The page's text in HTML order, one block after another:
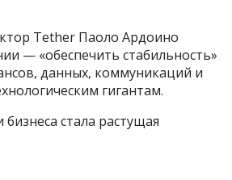
Tether Паоло Ардоино
— «обеспечить стабильность»
данных, коммуникаций и
гигантам.
стала растущая